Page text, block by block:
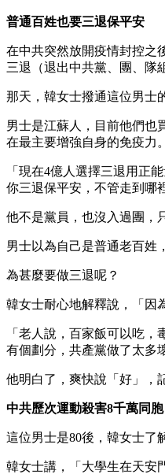
普通百姓也要三退保平安
在中共突然放開疫情封控之
三退（退出中共黨、團、隊
那天，韓女士撥通這位男士
男士是江蘇人，目前他們也
在最主要增強自身的免疫力
「現在4億人選擇三退用正
你三退保平安，不管走到哪
他不是黨員，也沒入過團，
男士以為自己是普通老百姓
為甚麼要做三退呢？
韓女士耐心地解釋說，「因
「老人說，百家飯可以吃
有個劃分，共產黨做了太多
他明白了，爽快說「好」，
中共歷次運動殺害8千萬同胞
這位男士是80後，韓女士了
韓女士講，「大學生在天安